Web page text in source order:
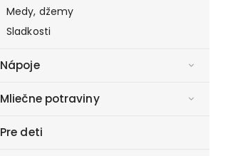
Medy, džemy
Sladkosti
Nápoje
Mliečne potraviny
Pre deti